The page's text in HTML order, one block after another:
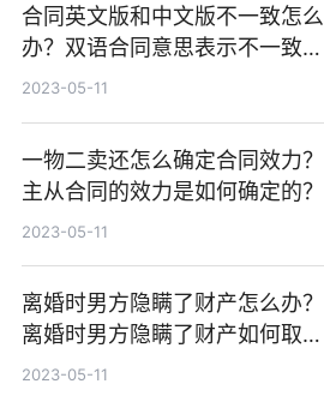
合同英文版和中文版不一致怎么
办？双语合同意思表示不一致怎
么办？
2023-05-11
一物二卖还怎么确定合同效力？
主从合同的效力是如何确定的？
2023-05-11
离婚时男方隐瞒了财产怎么办？
离婚时男方隐瞒了财产如何取
证？
2023-05-11